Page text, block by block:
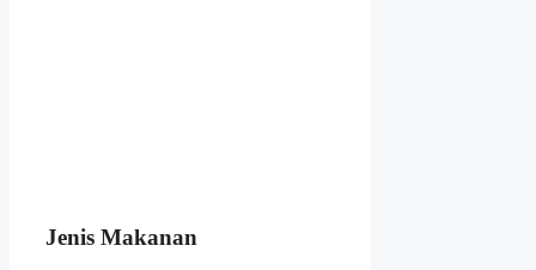
Jenis Makanan